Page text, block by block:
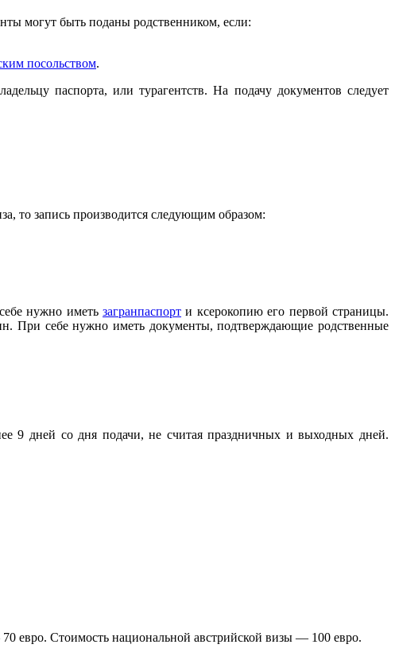
могут быть поданы родственником, если:
посольством.
паспорта, или турагентств. На подачу документов следует
то запись производится следующим образом:
нужно иметьзагранпаспорт и ксерокопию его первой страницы.
При себе нужно иметь документы, подтверждающие родственные
9 дней со дня подачи, не считая праздничных и выходных дней.
евро. Стоимость национальной австрийской визы — 100 евро.